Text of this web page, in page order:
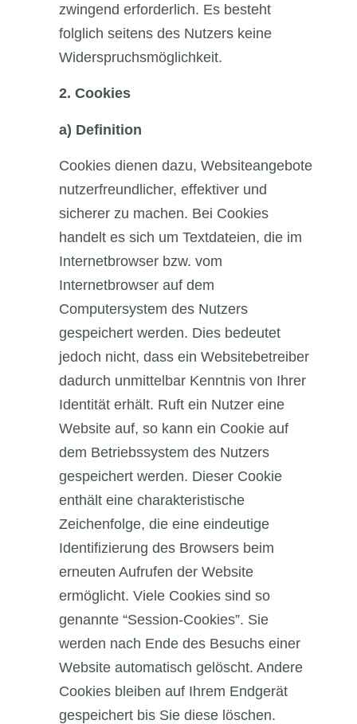
zwingend erforderlich. Es besteht
folglich seitens des Nutzers keine
Widerspruchsmöglichkeit.
2. Cookies
a) Definition
Cookies dienen dazu, Websiteangebote
nutzerfreundlicher, effektiver und
sicherer zu machen. Bei Cookies
handelt es sich um Textdateien, die im
Internetbrowser bzw. vom
Internetbrowser auf dem
Computersystem des Nutzers
gespeichert werden. Dies bedeutet
jedoch nicht, dass ein Websitebetreiber
dadurch unmittelbar Kenntnis von Ihrer
Identität erhält. Ruft ein Nutzer eine
Website auf, so kann ein Cookie auf
dem Betriebssystem des Nutzers
gespeichert werden. Dieser Cookie
enthält eine charakteristische
Zeichenfolge, die eine eindeutige
Identifizierung des Browsers beim
erneuten Aufrufen der Website
ermöglicht. Viele Cookies sind so
genannte “Session-Cookies”. Sie
werden nach Ende des Besuchs einer
Website automatisch gelöscht. Andere
Cookies bleiben auf Ihrem Endgerät
gespeichert bis Sie diese löschen.